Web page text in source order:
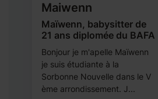
Maiwenn
Maïwenn, babysitter de
21 ans diplomée du BAFA
Bonjour je m'apelle Maïwenn
je suis étudiante à la
Sorbonne Nouvelle dans le V
ème arrondissement. J...